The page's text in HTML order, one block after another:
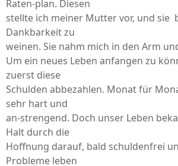
Raten-plan. Diesen
stellte ich meiner Mutter vor, und sie
Dankbarkeit zu
weinen. Sie nahm mich in den Arm
Um ein neues Leben anfangen zu
zuerst diese
Schulden abbezahlen. Monat für
sehr hart und
an-strengend. Doch unser Leben
Halt durch die
Hoffnung darauf, bald schuldenfrei
Probleme leben